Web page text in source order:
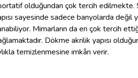
olduğundan çok tercih
sayesinde sadece banyolarda değil
Mimarların da en çok tercih
Dökme akrilik yapısı
temizlenmesine imkân verir.